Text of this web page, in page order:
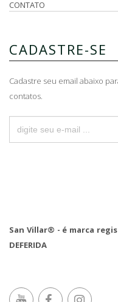
CONTATO
CADASTRE-SE
Cadastre seu email abaixo
contatos.
San Villar® - é marca
DEFERIDA